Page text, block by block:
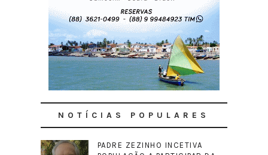
NOTÍCIAS POPULARES
PADRE ZEZINHO INCETIVA